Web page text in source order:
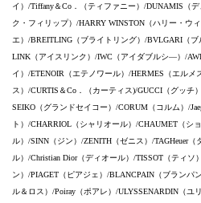
イ）/Tiffany＆Co．（ティファニー）/DUNAMIS（
ク・フィリップ）/HARRY WINSTON（ハリー・ウ
エ）/BREITLING（ブライトリング）/BVLGARI（
LINK（アイスリンク）/IWC（アイダブルシ―）/
イ）/ETENOIR（エテノワール）/HERMES（エルメ
ス）/CURTIS＆Co．（カーティス)/GUCCI（グッチ
SEIKO（グランドセイコー）/CORUM（コルム）/
ト）/CHARRIOL（シャリオール）/CHAUMET（シ
ル）/SINN（ジン）/ZENITH（ゼニス）/TAGHeuer
ル）/Christian Dior（ディオール）/TISSOT（ティソ
ン）/PIAGET（ピアジェ）/BLANCPAIN（ブランパ
ル＆ロス）/Poiray（ポアレ）/ULYSSENARDIN（ユ